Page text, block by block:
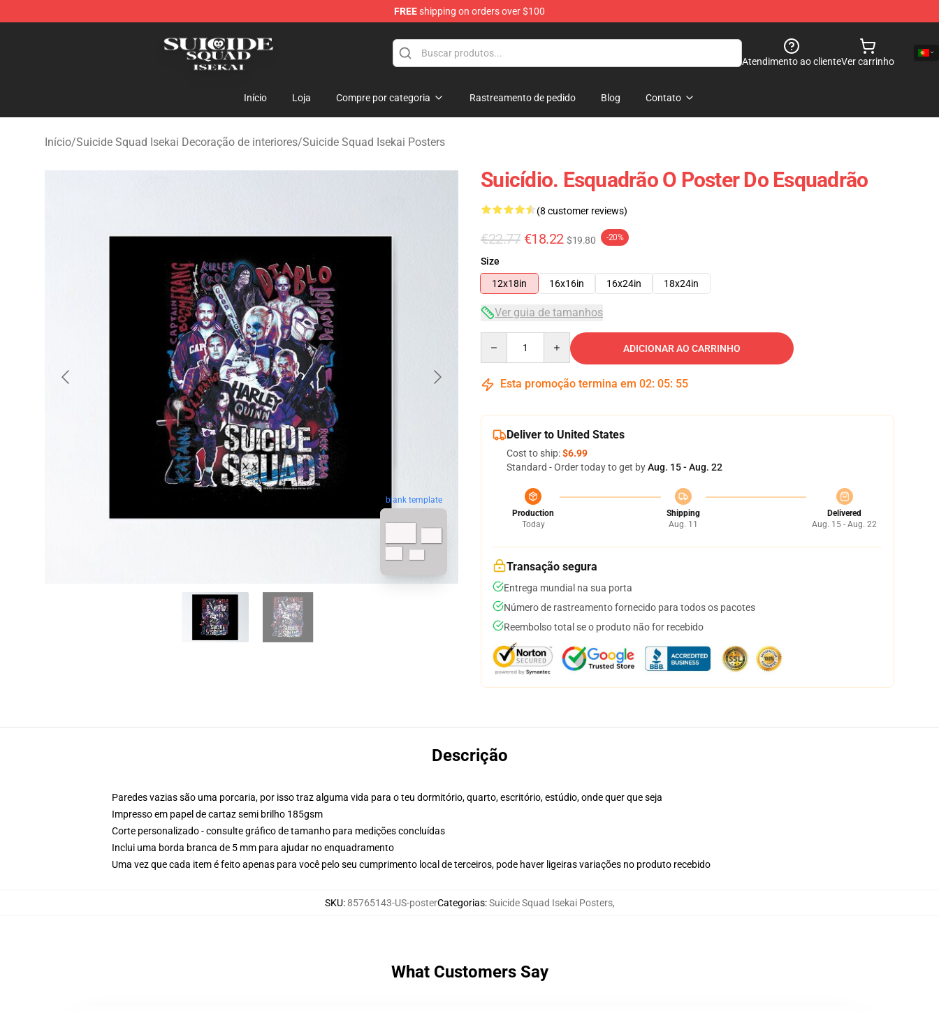
FREEshipping on orders over $100
Atendimento ao clienteVer carrinho
Início Loja Compre por categoria Rastreamento de pedido Blog Contato
Início/Suicide Squad Isekai Decoração de interiores/Suicide Squad Isekai Posters
blank template
Suicídio. Esquadrão O Poster Do Esquadrão
(8 customer reviews)
€22.77 €18.22 $19.80 -20%
Size
12x18in
16x16in 16x24in 18x24in
Ver guia de tamanhos
ADICIONAR AO CARRINHO
Esta promoção termina em 02: 05: 54
Deliver to United States
Cost to ship:$6.99
Standard - Order today to get byAug. 15 - Aug. 22
Production
Today
Shipping
Aug. 11
Delivered
Aug. 15 - Aug. 22
Transação segura
Entrega mundial na sua porta
Número de rastreamento fornecido para todos os pacotes
Reembolso total se o produto não for recebido
Descrição
Paredes vazias são uma porcaria, por isso traz alguma vida para o teu dormitório, quarto, escritório, estúdio, onde quer que seja
Impresso em papel de cartaz semi brilho 185gsm
Corte personalizado - consulte gráfico de tamanho para medições concluídas
Inclui uma borda branca de 5 mm para ajudar no enquadramento
Uma vez que cada item é feito apenas para você pelo seu cumprimento local de terceiros, pode haver ligeiras variações no produto recebido
SKU:85765143-US-posterCategorias:Suicide Squad Isekai Posters,
What Customers Say